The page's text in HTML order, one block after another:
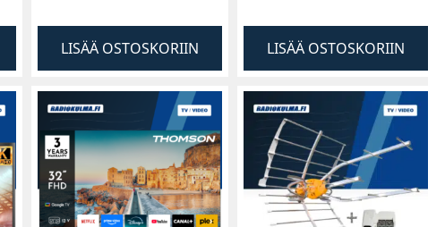
LISÄÄ OSTOSKORIIN LISÄÄ OSTOSKORIIN